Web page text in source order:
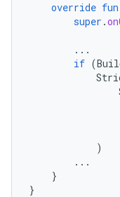
override fun
super .
...
if (
)
...
}
}